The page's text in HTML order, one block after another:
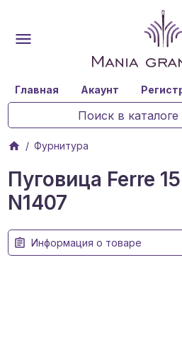
Главная Акаунт
Фурнитура
Пуговица Ferre
N1407
Информация о товаре